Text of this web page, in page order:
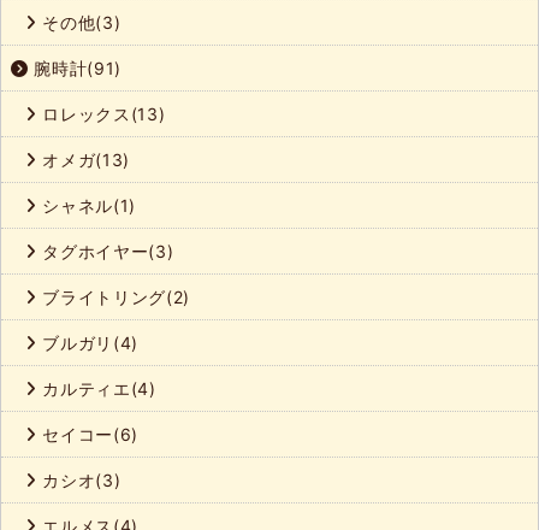
その他(3)
腕時計(91)
ロレックス(13)
オメガ(13)
シャネル(1)
タグホイヤー(3)
ブライトリング(2)
ブルガリ(4)
カルティエ(4)
セイコー(6)
カシオ(3)